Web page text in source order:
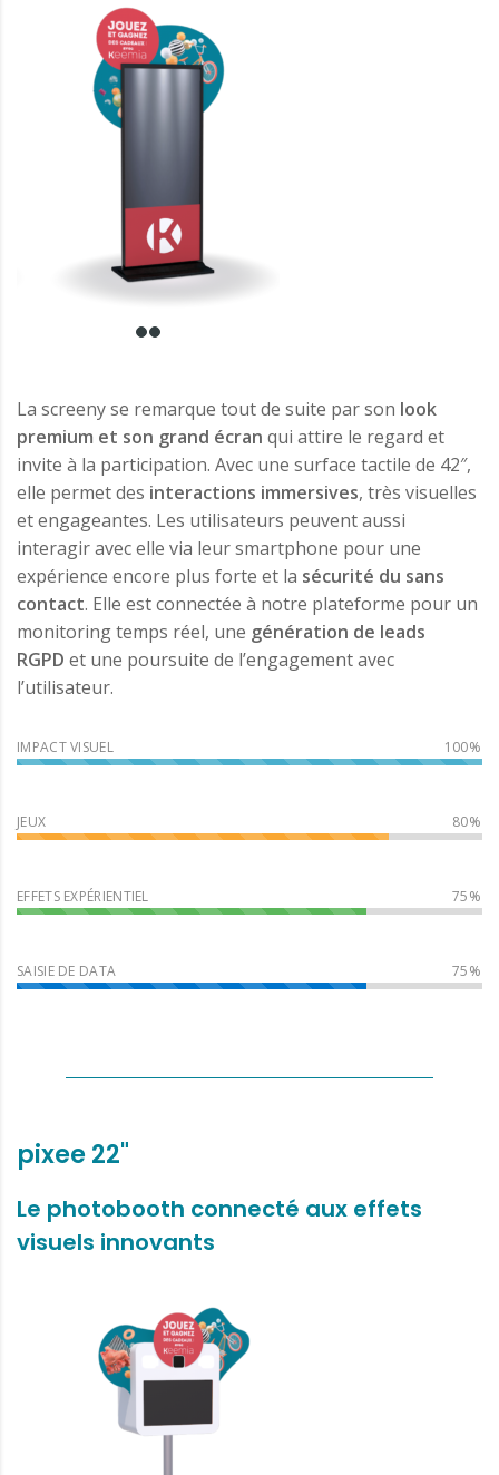
La screeny se remarque tout de suite par son look
premium et son grand écran qui attire le regard et
invite à la participation. Avec une surface tactile de 42″,
elle permet des interactions immersives, très visuelles
et engageantes. Les utilisateurs peuvent aussi
interagir avec elle via leur smartphone pour une
expérience encore plus forte et la sécurité du sans
contact. Elle est connectée à notre plateforme pour un
monitoring temps réel, une génération de leads
RGPD et une poursuite de l’engagement avec
l’utilisateur.
IMPACT VISUEL
JEUX
EFFETS EXPÉRIENTIEL
SAISIE DE DATA
pixee 22"
Le photobooth connecté aux effets
visuels innovants